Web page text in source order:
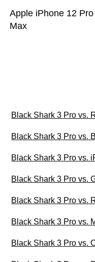
Apple iPhone 12 Pro
Max
Black Shark 3 Pro vs.
Black Shark 3 Pro vs.
Black Shark 3 Pro vs.
Black Shark 3 Pro vs.
Black Shark 3 Pro vs.
Black Shark 3 Pro vs.
Black Shark 3 Pro vs.